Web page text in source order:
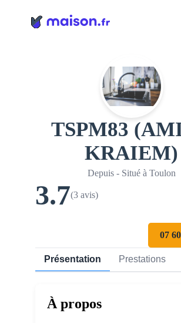
TSPM83
KRAIEM)
Depuis - Situé à Toulon
3.7(3 avis)
07
Présentation Prestations
À propos